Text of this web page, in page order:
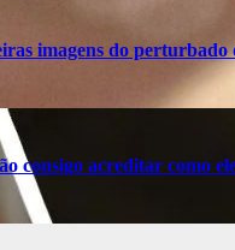
imagens do
acreditar como